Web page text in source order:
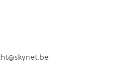
skynet.be